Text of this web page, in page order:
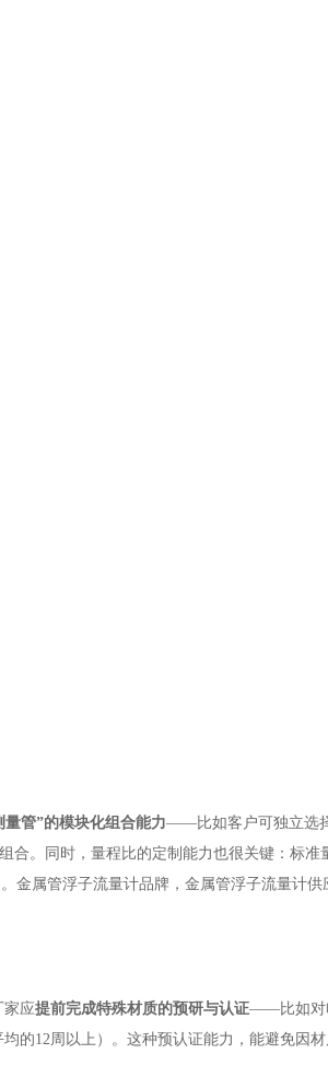
量管”的模块化组合能力——比如客户可独立选
合。同时，量程比的定制能力也很关键：标准
金属管浮子流量计品牌，金属管浮子流量计供
家应提前完成特殊材质的预研与认证——比如对
的12周以上）。这种预认证能力，能避免因